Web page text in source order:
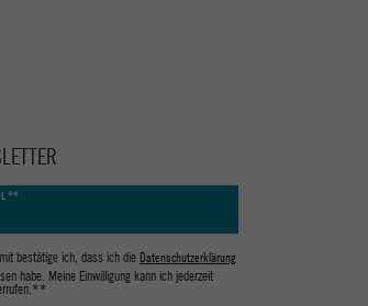
**
bestätige ich, dass ich die Daten­schutz­erklärung
habe. Meine Einwilligung kann ich jederzeit